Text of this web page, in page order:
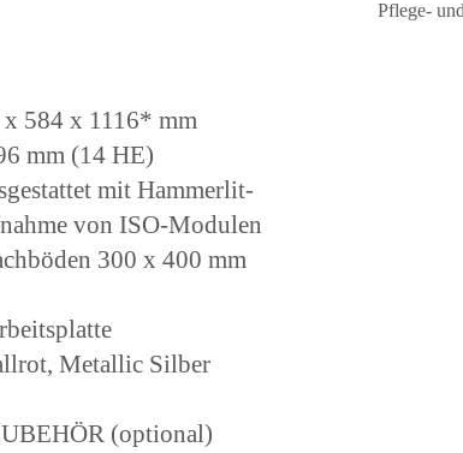
Pflege-
x 584 x 1116* mm
mm (14 HE)
mit Hammerlit-
von ISO-Modulen
300 x 400 mm
Metallic Silber
(optional)